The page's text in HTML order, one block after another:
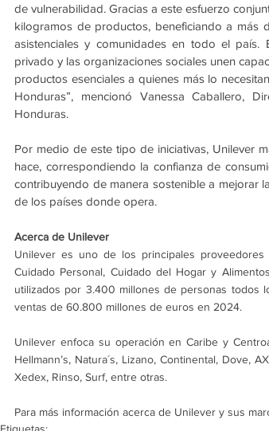
de vulnerabilidad. Gracias a este esfuerzo
kilogramos de productos, beneficiando a más
asistenciales y comunidades en todo el
privado y las organizaciones sociales unen
productos esenciales a quienes más lo
Honduras”, mencionó Vanessa Caballero,
Honduras.
Por medio de este tipo de iniciativas, Unilever
hace, correspondiendo la confianza de
contribuyendo de manera sostenible a mejorar
de los países donde opera.
Acerca de Unilever
Unilever es uno de los principales
Cuidado Personal, Cuidado del Hogar y
utilizados por 3.400 millones de personas todos
ventas de 60.800 millones de euros en 2024.
Unilever enfoca su operación en Caribe y
Hellmann’s, Natura´s, Lizano, Continental, Dove,
Xedex, Rinso, Surf, entre otras.
Para más información acerca de Unilever y sus